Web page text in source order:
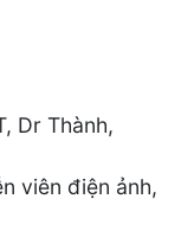
Dr Thành,
viên điện ảnh,